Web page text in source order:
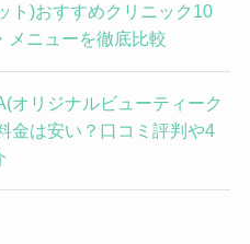
ト)おすすめクリニック10
メニューを徹底比較
オリジナルビューティーク
金は安い？口コミ評判や4